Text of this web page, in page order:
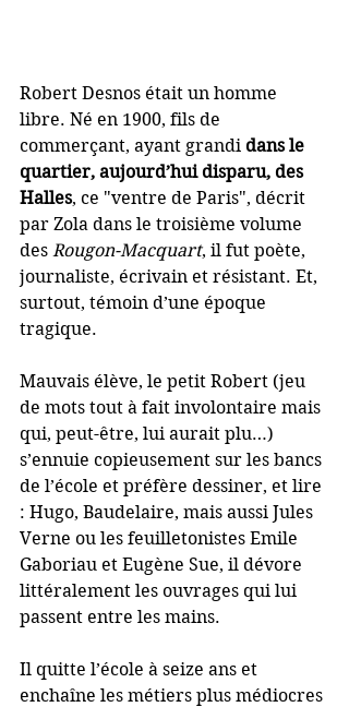
Robert Desnos était un homme
libre. Né en 1900, fils de
commerçant, ayant grandi dans le
quartier, aujourd’hui disparu, des
Halles, ce "ventre de Paris", décrit
par Zola dans le troisième volume
des Rougon-Macquart, il fut poète,
journaliste, écrivain et résistant. Et,
surtout, témoin d’une époque
tragique.
Mauvais élève, le petit Robert (jeu
de mots tout à fait involontaire mais
qui, peut-être, lui aurait plu…)
s’ennuie copieusement sur les bancs
de l’école et préfère dessiner, et lire
: Hugo, Baudelaire, mais aussi Jules
Verne ou les feuilletonistes Emile
Gaboriau et Eugène Sue, il dévore
littéralement les ouvrages qui lui
passent entre les mains.
Il quitte l’école à seize ans et
enchaîne les métiers plus médiocres